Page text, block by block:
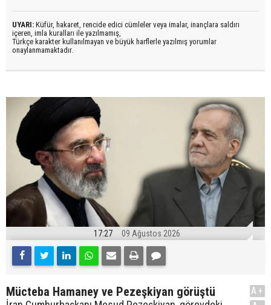
UYARI: Küfür, hakaret, rencide edici cümleler veya imalar, inançlara saldırı
içeren, imla kuralları ile yazılmamış,
Türkçe karakter kullanılmayan ve büyük harflerle yazılmış yorumlar
onaylanmamaktadır.
17:27 09 Ağustos 2026
Mücteba Hamaney ve Pezeşkiyan görüştü
A+